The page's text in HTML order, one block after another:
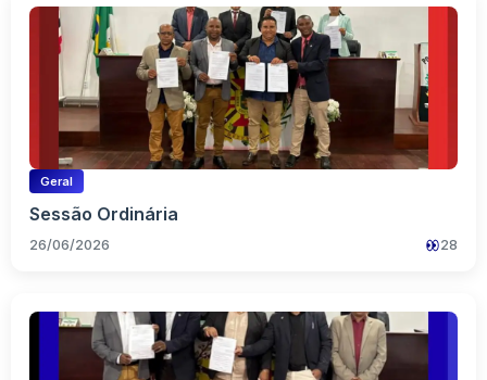
Geral
Sessão Ordinária
26/06/2026 28